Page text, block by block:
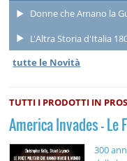
Donne che Amano la
L'Altra Storia d'Italia
tutte le Novità
TUTTI I PRODOTTI IN
America Invades - Le
300